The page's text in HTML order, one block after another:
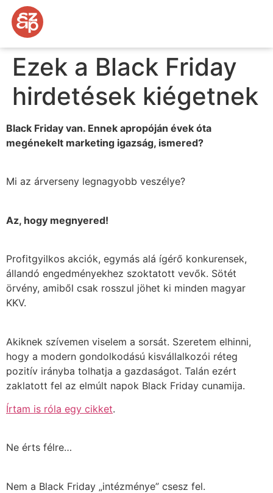
Ezek a Black Friday
hirdetések kiégetnek
Black Friday van. Ennek apropóján évek óta
megénekelt marketing igazság, ismered?
Mi az árverseny legnagyobb veszélye?
Az, hogy megnyered!
Profitgyilkos akciók, egymás alá ígérő konkurensek,
állandó engedményekhez szoktatott vevők. Sötét
örvény, amiből csak rosszul jöhet ki minden magyar
KKV.
Akiknek szívemen viselem a sorsát. Szeretem elhinni,
hogy a modern gondolkodású kisvállalkozói réteg
pozitív irányba tolhatja a gazdaságot. Talán ezért
zaklatott fel az elmúlt napok Black Friday cunamija.
Írtam is róla egy cikket.
Ne érts félre…
Nem a Black Friday „intézménye” csesz fel.